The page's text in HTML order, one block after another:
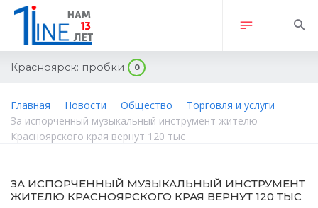
Красноярск: пробки 0
Главная Новости Общество
Торговля и услуги
За испорченный музыкальный инструмент жителю
Красноярского края вернут 120 тыс
ЗА ИСПОРЧЕННЫЙ МУЗЫКАЛЬНЫЙ ИНСТРУМЕНТ
ЖИТЕЛЮ КРАСНОЯРСКОГО КРАЯ ВЕРНУТ 120 ТЫС